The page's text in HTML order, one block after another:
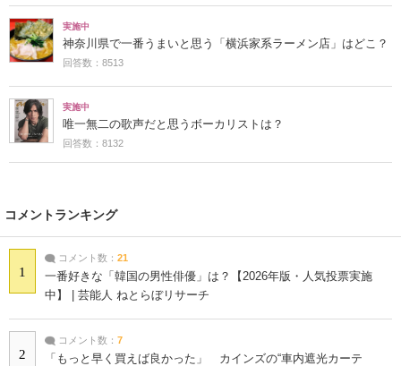
実施中
神奈川県で一番うまいと思う「横浜家系ラーメン店」はどこ？
回答数：8513
実施中
唯一無二の歌声だと思うボーカリストは？
回答数：8132
コメントランキング
1
コメント数： 21
一番好きな「韓国の男性俳優」は？【2026年版・人気投票実施
中】 | 芸能人 ねとらぼリサーチ
2
コメント数： 7
「もっと早く買えば良かった」 カインズの“車内遮光カーテ